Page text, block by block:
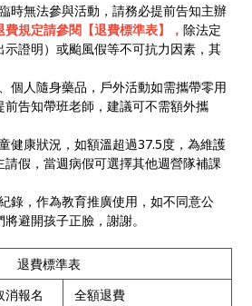
時無法參與活動，請務必提前告知主辦
費規定請參閱【退費標準表】，除法定
證明）或颱風假等不可抗力因素，其
個人隨身藥品，戶外活動如需攜帶零用
告知帶班老師，建議可不需額外攜
健康狀況，如額溫超過37.5度，為維護
假，當週病假可選擇其他週營隊補課
錄，作為教育推廣使用，如不同意公
避開孩子正臉，謝謝。
退費標準表
報名
全額退費